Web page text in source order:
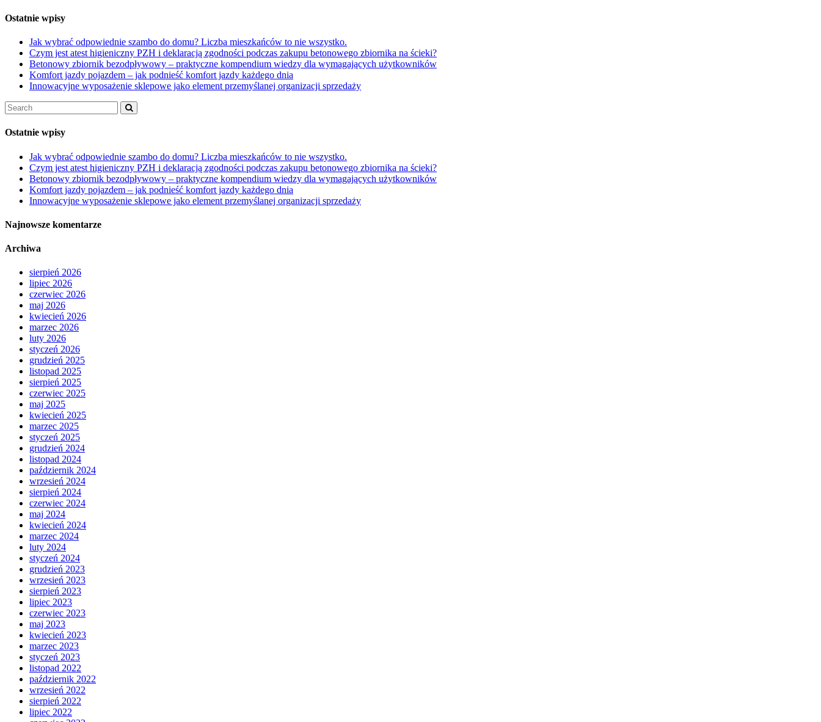
Ostatnie wpisy
Jak wybrać odpowiednie szambo do domu? Liczba mieszkańców to nie wszystko.
Czym jest atest higieniczny PZH i deklaracją zgodności podczas zakupu betonowego zbiornika na ścieki?
Betonowy zbiornik bezodpływowy – praktyczne kompendium wiedzy dla wymagających użytkowników
Komfort jazdy pojazdem – jak podnieść komfort jazdy każdego dnia
Innowacyjne wyposażenie sklepowe jako element przemyślanej organizacji sprzedaży
Ostatnie wpisy
Jak wybrać odpowiednie szambo do domu? Liczba mieszkańców to nie wszystko.
Czym jest atest higieniczny PZH i deklaracją zgodności podczas zakupu betonowego zbiornika na ścieki?
Betonowy zbiornik bezodpływowy – praktyczne kompendium wiedzy dla wymagających użytkowników
Komfort jazdy pojazdem – jak podnieść komfort jazdy każdego dnia
Innowacyjne wyposażenie sklepowe jako element przemyślanej organizacji sprzedaży
Najnowsze komentarze
Archiwa
sierpień 2026
lipiec 2026
czerwiec 2026
maj 2026
kwiecień 2026
marzec 2026
luty 2026
styczeń 2026
grudzień 2025
listopad 2025
sierpień 2025
czerwiec 2025
maj 2025
kwiecień 2025
marzec 2025
styczeń 2025
grudzień 2024
listopad 2024
październik 2024
wrzesień 2024
sierpień 2024
czerwiec 2024
maj 2024
kwiecień 2024
marzec 2024
luty 2024
styczeń 2024
grudzień 2023
wrzesień 2023
sierpień 2023
lipiec 2023
czerwiec 2023
maj 2023
kwiecień 2023
marzec 2023
styczeń 2023
listopad 2022
październik 2022
wrzesień 2022
sierpień 2022
lipiec 2022